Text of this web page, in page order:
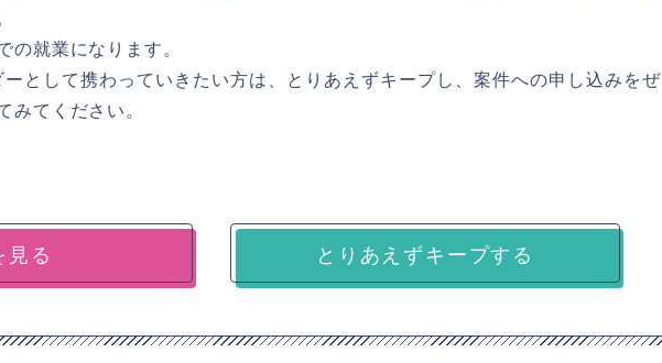
の就業になります。
として携わっていきたい方は、とりあえずキープし、案件への申し込みをぜ
みてください。
見る とりあえずキープする